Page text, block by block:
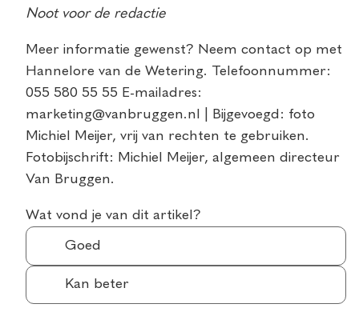
Noot voor de redactie
Meer informatie gewenst? Neem contact op met
Hannelore van de Wetering. Telefoonnummer:
055 580 55 55 E-mailadres:
marketing@vanbruggen.nl | Bijgevoegd: foto
Michiel Meijer, vrij van rechten te gebruiken.
Fotobijschrift: Michiel Meijer, algemeen directeur
Van Bruggen.
Wat vond je van dit artikel?
Goed
Kan beter